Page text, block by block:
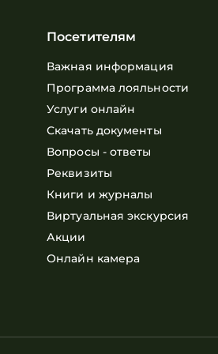
Посетителям
Важная информация
Программа лояльности
Услуги онлайн
Скачать документы
Вопросы - ответы
Реквизиты
Книги и журналы
Виртуальная экскурсия
Акции
Онлайн камера